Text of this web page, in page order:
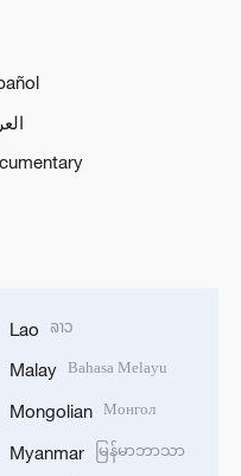
Lao ລາວ
Malay Bahasa Melayu
Mongolian Монгол
Myanmar မြန်မာဘာသာ